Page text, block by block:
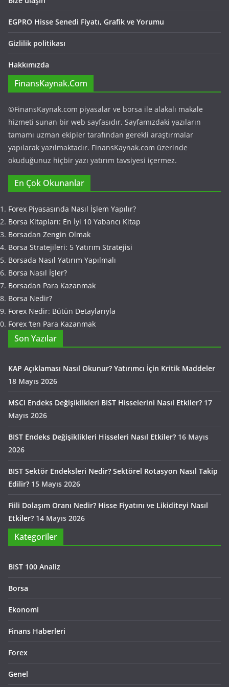
EGPRO Hisse Senedi Fiyatı, Grafik ve Yorumu
Gizlilik politikası
Hakkımızda
FinansKaynak.Com
©FinansKaynak.com piyasalar ve borsa ile alakalı makale
hizmeti sunan bir web sayfasıdır. Sayfamızdaki yazıların
tamamı uzman ekipler tarafından gerekli araştırmalar
yapılarak yazılmaktadır. FinansKaynak.com üzerinde
okuduğunuz hiçbir yazı yatırım tavsiyesi içermez.
En Çok Okunanlar
Forex Piyasasında Nasıl İşlem Yapılır?
Borsa Kitapları: En İyi 10 Yabancı Kitap
Borsadan Zengin Olmak
Borsa Stratejileri: 5 Yatırım Stratejisi
Borsada Nasıl Yatırım Yapılmalı
Borsa Nasıl İşler?
Borsadan Para Kazanmak
Borsa Nedir?
Forex Nedir: Bütün Detaylarıyla
Forex ‘ten Para Kazanmak
Son Yazılar
KAP Açıklaması Nasıl Okunur? Yatırımcı İçin Kritik Maddeler
18 Mayıs 2026
MSCI Endeks Değişiklikleri BIST Hisselerini Nasıl Etkiler? 17
Mayıs 2026
BIST Endeks Değişiklikleri Hisseleri Nasıl Etkiler? 16 Mayıs
2026
BIST Sektör Endeksleri Nedir? Sektörel Rotasyon Nasıl Takip
Edilir? 15 Mayıs 2026
Fiili Dolaşım Oranı Nedir? Hisse Fiyatını ve Likiditeyi Nasıl
Etkiler? 14 Mayıs 2026
Kategoriler
BIST 100 Analiz
Borsa
Ekonomi
Finans Haberleri
Forex
Genel